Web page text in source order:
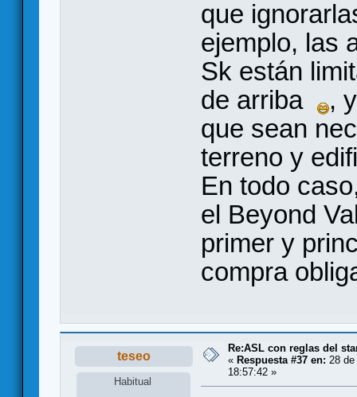
que
ejemplo, las
Sk están
de arriba
,
que sean
terreno y
En todo
el Beyond
primer y
compra
teseo
Habitual
Re:ASL con reglas del
« Respuesta #37 en: 28 de
18:57:42 »